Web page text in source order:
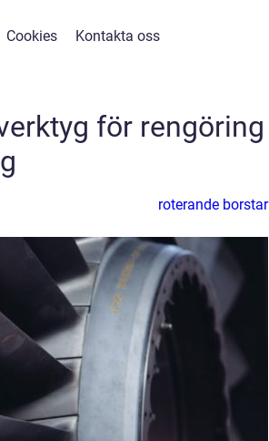
Cookies Kontakta oss
för rengöring
roterande borstar